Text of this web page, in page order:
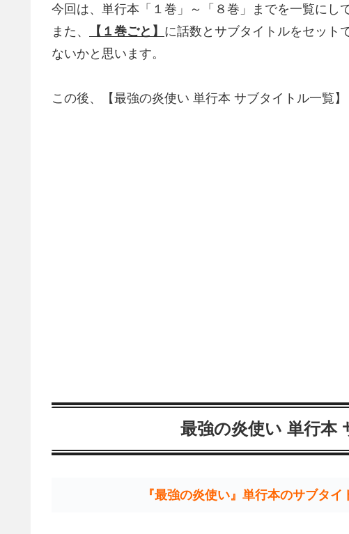
今回は、単行本「１巻」～「８巻」までを一覧にし
また、
【１巻ごと】 に話数とサブタイトルをセット
ないかと思います。
この後、【最強の炎使い 単行本 サブタイトル一覧
最強の炎使い 単行本
『最強の炎使い』単行本のサブタ